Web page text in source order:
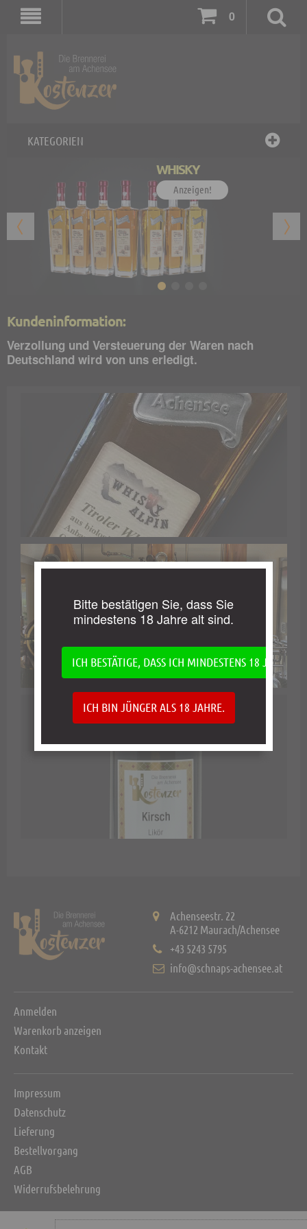
0
KATEGORIEN
WHISKY
Anzeigen!
Kundeninformation:
Verzollung und Versteuerung der Waren nach
Deutschland wird von uns erledigt.
Achenseestr. 22
A-6212 Maurach/Achensee
+43 5243 5795
info@schnaps-achensee.at
Anmelden
Warenkorb anzeigen
Kontakt
Impressum
Datenschutz
Lieferung
Bestellvorgang
AGB
Widerrufsbelehrung
Bitte bestätigen Sie, dass Sie
mindestens 18 Jahre alt sind.
ICH BESTÄTIGE, DASS ICH MINDESTENS 18 JAHRE
ICH BIN JÜNGER ALS 18 JAHRE.